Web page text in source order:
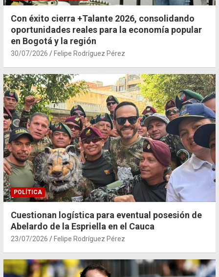
Con éxito cierra +Talante 2026, consolidando
oportunidades reales para la economía popular
en Bogotá y la región
30/07/2026 Felipe Rodríguez Pérez
POLÍTICA
Cuestionan logística para eventual posesión de
Abelardo de la Espriella en el Cauca
23/07/2026 Felipe Rodríguez Pérez